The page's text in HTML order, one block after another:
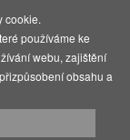
cookie.
používáme ke
webu, zajištění
obsahu a